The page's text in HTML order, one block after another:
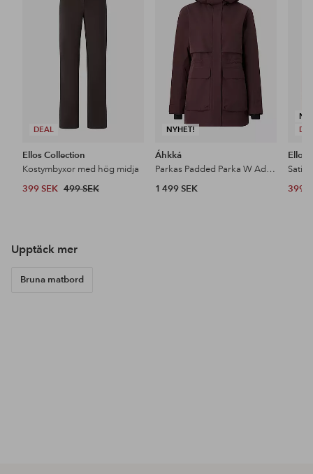
DEAL
Ellos Collection
Kostymbyxor med hög midja
399 SEK 499 SEK
NYHET!
i
favoriter
Áhkká
Parkas Padded Parka W Adjustable Waist
1 499 SEK
Ellos
399
Upptäck mer
Bruna matbord